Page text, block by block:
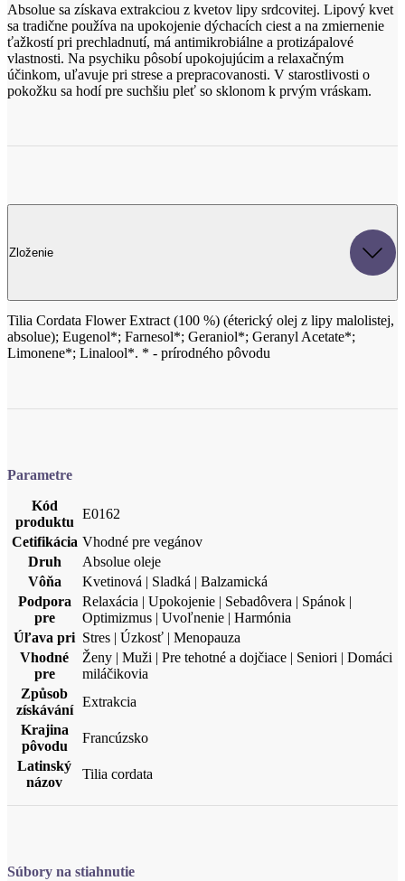
Absolue sa získava extrakciou z kvetov lipy srdcovitej. Lipový kvet
sa tradične používa na upokojenie dýchacích ciest a na zmiernenie
ťažkostí pri prechladnutí, má antimikrobiálne a protizápalové
vlastnosti. Na psychiku pôsobí upokojujúcim a relaxačným
účinkom, uľavuje pri strese a prepracovanosti. V starostlivosti o
pokožku sa hodí pre suchšiu pleť so sklonom k prvým vráskam.
Zloženie
Tilia Cordata Flower Extract (100 %) (éterický olej z lipy malolistej,
absolue); Eugenol*; Farnesol*; Geraniol*; Geranyl Acetate*;
Limonene*; Linalool*. * - prírodného pôvodu
Parametre
Kód
produktu
E0162
Cetifikácia Vhodné pre vegánov
Druh
Absolue oleje
Vôňa
Kvetinová | Sladká | Balzamická
Podpora
pre
Relaxácia | Upokojenie | Sebadôvera | Spánok |
Optimizmus | Uvoľnenie | Harmónia
Úľava pri Stres | Úzkosť | Menopauza
Vhodné
pre
Ženy | Muži | Pre tehotné a dojčiace | Seniori | Domáci
miláčikovia
Způsob
získávání
Extrakcia
Krajina
pôvodu
Francúzsko
Latinský
názov
Tilia cordata
Súbory na stiahnutie